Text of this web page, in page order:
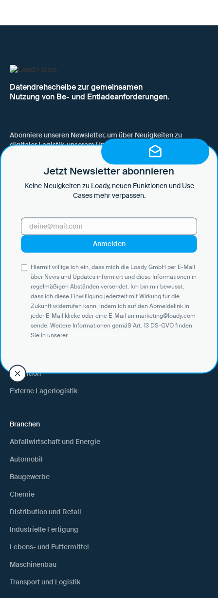
Datendrehscheibe zur gemeinsamen
Nutzung von Be- und Entladeanforderungen.
Abonniere unseren Newsletter, um über Neuigkeiten zu
digitaler Logistik, unserem Unternehmen, neuen Funktionen
und Use Cases auf dem Laufenden zu bleiben.
Hiermit willige ich ein, dass mich die Loady GmbH per E-Mail über
News und Updates informiert und diese Informationen in
regelmäßigen Abständen versendet. Ich bin mir bewusst, dass ich
diese Einwilligung jederzeit mit Wirkung für die Zukunft widerrufen
E-Mail an marketing@loady.com sende. Weitere Informationen
gemäß Art. 13 DS-GVO finden Sie in unsererDatenschutzerklärung
Use Cases
Verlader
Spedition
Externe Lagerlogistik
Branchen
Abfallwirtschaft und Energie
Automobil
Baugewerbe
Chemie
Distribution und Retail
Industrielle Fertigung
Lebens- und Futtermittel
Maschinenbau
Transport und Logistik
Jetzt Newsletter abonnieren
Keine Neuigkeiten zu Loady, neuen Funktionen und Use
Cases mehr verpassen.
Hiermit willige ich ein, dass mich die Loady GmbH per E-Mail
über News und Updates informiert und diese Informationen in
regelmäßigen Abständen versendet. Ich bin mir bewusst,
dass ich diese Einwilligung jederzeit mit Wirkung für die
Zukunft widerrufen kann, indem ich auf den Abmeldelink in
jeder E-Mail klicke oder eine E-Mail an marketing@loady.com
sende. Weitere Informationen gemäß Art. 13 DS-GVO finden
Sie in unserer
.